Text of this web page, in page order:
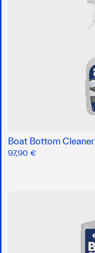
Boat Bottom Cleaner
97,90 €